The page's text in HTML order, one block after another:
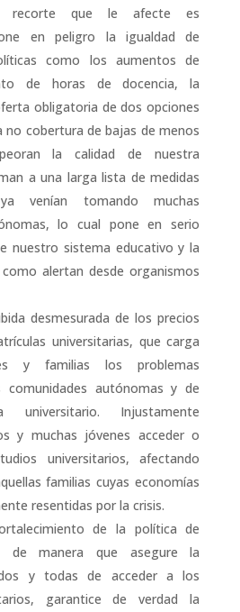
recorte que le afecte es
en peligro la igualdad de
como los aumentos de
de horas de docencia, la
obligatoria de dos opciones
no cobertura de bajas de menos
la calidad de nuestra
a una larga lista de medidas
vení­an tomando muchas
lo cual pone en serio
nuestro sistema educativo y la
alertan desde organismos
desmesurada de los precios
universitarias, que carga
y familias los problemas
comunidades autónomas y de
universitario. Injustamente
y muchas jóvenes acceder o
universitarios, afectando
familias cuyas economí­as
resentidas por la crisis.
de la polí­tica de
de manera que asegure la
y todas de acceder a los
garantice de verdad la